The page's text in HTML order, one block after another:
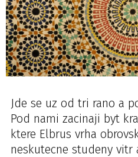
Jde se uz od tri rano a
Pod nami zacinaji byt
ktere Elbrus vrha
neskutecne studeny vitr